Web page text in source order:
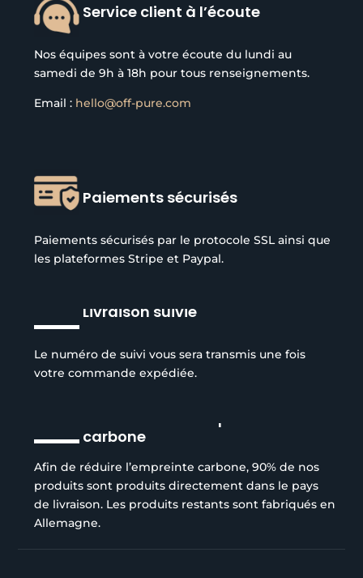
Service client à l’écoute
Nos équipes sont à votre écoute du lundi au
samedi de 9h à 18h pour tous renseignements.
Email : hello@off-pure.com
Paiements sécurisés
Paiements sécurisés par le protocole SSL ainsi que
les plateformes Stripe et Paypal.
Livraison suivie
Le numéro de suivi vous sera transmis une fois
votre commande expédiée.
carbone
Afin de réduire l’empreinte carbone, 90% de nos
produits sont produits directement dans le pays
de livraison. Les produits restants sont fabriqués en
Allemagne.